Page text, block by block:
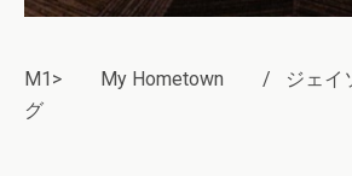
M1> My Hometown / ジェイソ
グ